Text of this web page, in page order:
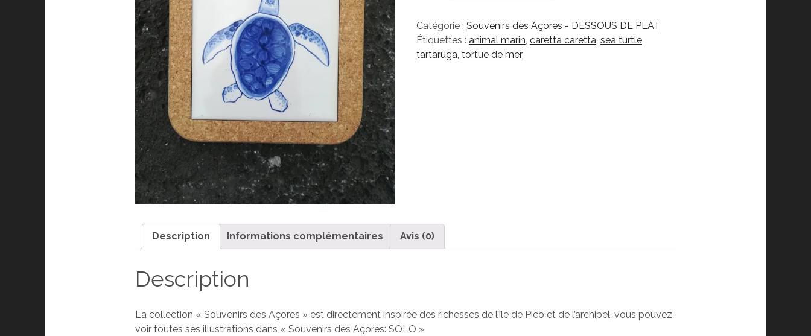
-
Base
de
Catégorie : Souvenirs des Açores - DESSOUS DE PLAT
Étiquettes : animal marin, caretta caretta, sea turtle,
tartaruga, tortue de mer
Description Informations complémentaires Avis (0)
Description
La collection « Souvenirs des Açores » est directement inspirée des richesses de l’île de Pico et de l’archipel, vous pouvez
voir toutes ses illustrations dans « Souvenirs des Açores: SOLO »